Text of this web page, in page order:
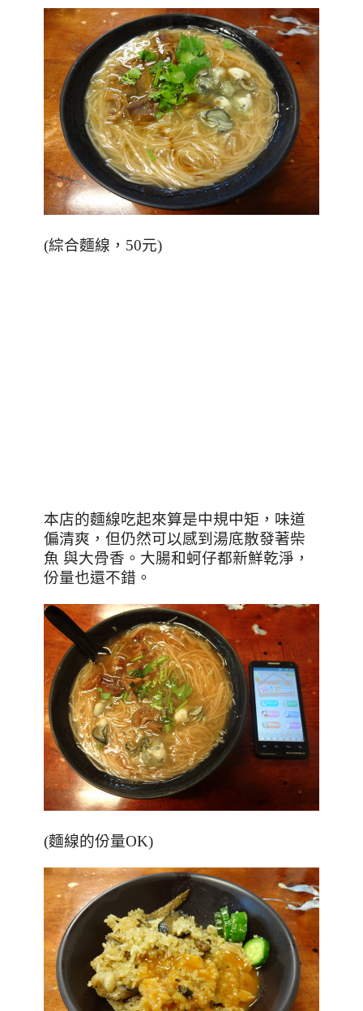
(綜合麵線，50元)
本店的麵線吃起來算是中規中矩，味道
偏清爽，但仍然可以感到湯底散發著柴
魚 與大骨香。大腸和蚵仔都新鮮乾淨，
份量也還不錯。
(麵線的份量OK)